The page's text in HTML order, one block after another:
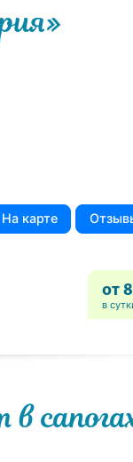
На карте
от
в